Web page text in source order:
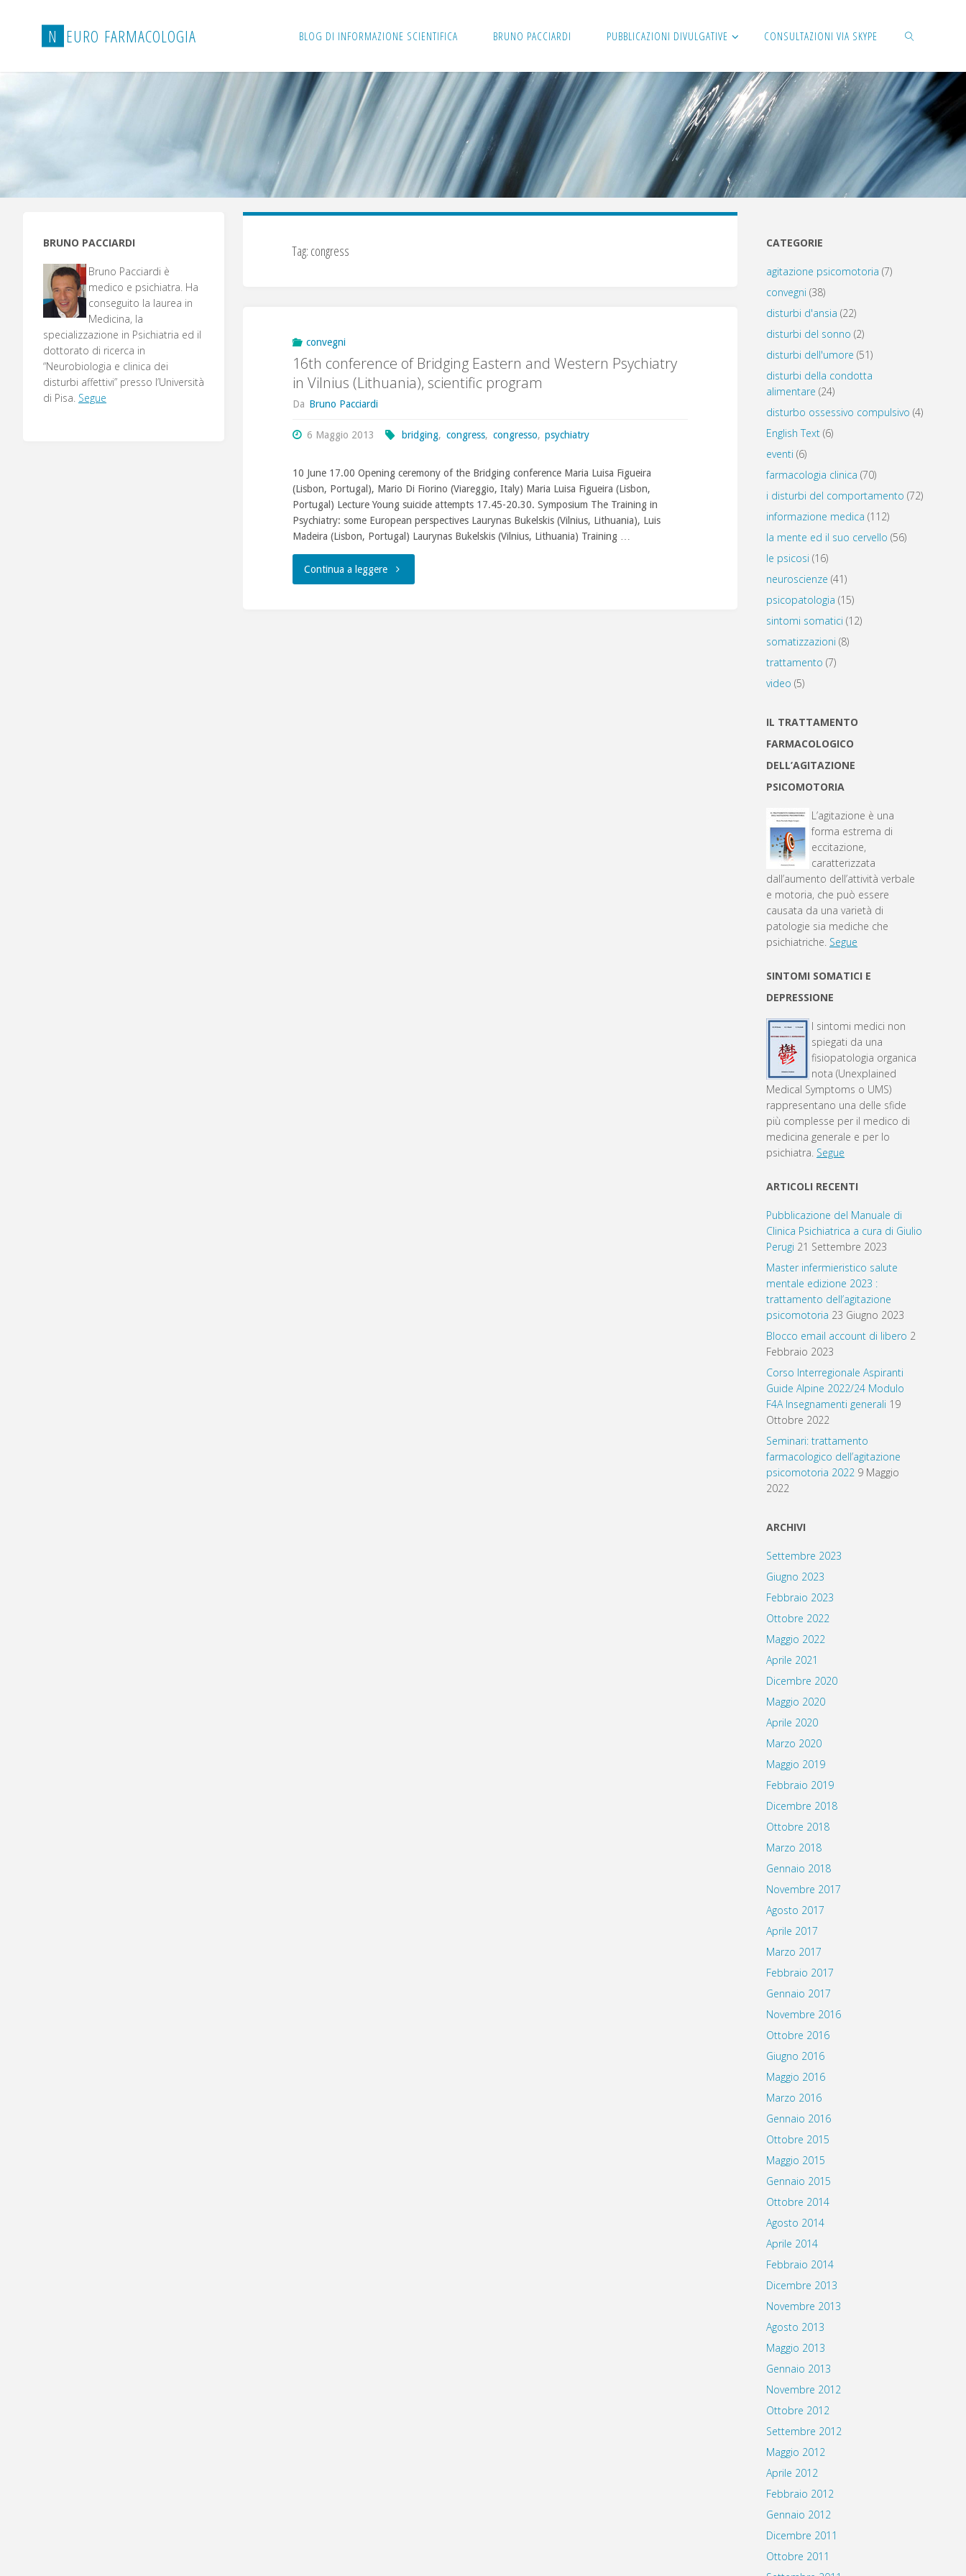
N EURO FARMACOLOGIA BLOG DI INFORMAZIONE SCIENTIFICA BRUNO PACCIARDI PUBBLICAZIONI DIVULGATIVE CONSULTAZIONI VIA SKYPE
CERCA
Tag: congress
convegni
16th conference of Bridging Eastern and Western Psychiatry
in Vilnius (Lithuania), scientific program
Da Bruno Pacciardi
6 Maggio 2013 bridging, congress, congresso, psychiatry
10 June 17.00 Opening ceremony of the Bridging conference Maria Luisa Figueira
(Lisbon, Portugal), Mario Di Fiorino (Viareggio, Italy) Maria Luisa Figueira (Lisbon,
Portugal) Lecture Young suicide attempts 17.45-20.30. Symposium The Training in
Psychiatry: some European perspectives Laurynas Bukelskis (Vilnius, Lithuania), Luis
Madeira (Lisbon, Portugal) Laurynas Bukelskis (Vilnius, Lithuania) Training …
Continua a leggere"16th
BRUNO PACCIARDI
Bruno Pacciardi è
medico e psichiatra. Ha
conseguito la laurea in
Medicina, la
specializzazione in Psichiatria ed il
dottorato di ricerca in
“Neurobiologia e clinica dei
disturbi affettivi” presso l’Università
di Pisa. Segue
CATEGORIE
agitazione psicomotoria (7)
convegni (38)
disturbi d'ansia (22)
disturbi del sonno (2)
disturbi dell'umore (51)
disturbi della condotta
alimentare (24)
disturbo ossessivo compulsivo (4)
English Text (6)
eventi (6)
farmacologia clinica (70)
i disturbi del comportamento (72)
informazione medica (112)
la mente ed il suo cervello (56)
le psicosi (16)
neuroscienze (41)
psicopatologia (15)
sintomi somatici (12)
somatizzazioni (8)
trattamento (7)
video (5)
IL TRATTAMENTO
FARMACOLOGICO
DELL’AGITAZIONE
PSICOMOTORIA
L’agitazione è una
forma estrema di
eccitazione,
caratterizzata
dall’aumento dell’attività verbale
e motoria, che può essere
causata da una varietà di
patologie sia mediche che
psichiatriche. Segue
SINTOMI SOMATICI E
DEPRESSIONE
I sintomi medici non
spiegati da una
fisiopatologia organica
nota (Unexplained
Medical Symptoms o UMS)
rappresentano una delle sfide
più complesse per il medico di
medicina generale e per lo
psichiatra. Segue
ARTICOLI RECENTI
Pubblicazione del Manuale di
Clinica Psichiatrica a cura di Giulio
Perugi 21 Settembre 2023
Master infermieristico salute
mentale edizione 2023 :
trattamento dell’agitazione
psicomotoria 23 Giugno 2023
Blocco email account di libero 2
Febbraio 2023
Corso Interregionale Aspiranti
Guide Alpine 2022/24 Modulo
F4A Insegnamenti generali 19
Ottobre 2022
Seminari: trattamento
farmacologico dell’agitazione
psicomotoria 2022 9 Maggio
2022
ARCHIVI
Settembre 2023
Giugno 2023
Febbraio 2023
Ottobre 2022
Maggio 2022
Aprile 2021
Dicembre 2020
Maggio 2020
Aprile 2020
Marzo 2020
Maggio 2019
Febbraio 2019
Dicembre 2018
Ottobre 2018
Marzo 2018
Gennaio 2018
Novembre 2017
Agosto 2017
Aprile 2017
Marzo 2017
Febbraio 2017
Gennaio 2017
Novembre 2016
Ottobre 2016
Giugno 2016
Maggio 2016
Marzo 2016
Gennaio 2016
Ottobre 2015
Maggio 2015
Gennaio 2015
Ottobre 2014
Agosto 2014
Aprile 2014
Febbraio 2014
Dicembre 2013
Novembre 2013
Agosto 2013
Maggio 2013
Gennaio 2013
Novembre 2012
Ottobre 2012
Settembre 2012
Maggio 2012
Aprile 2012
Febbraio 2012
Gennaio 2012
Dicembre 2011
Ottobre 2011